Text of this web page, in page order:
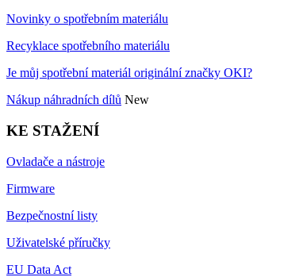
Novinky o spotřebním materiálu
Recyklace spotřebního materiálu
Je můj spotřební materiál originální značky OKI?
Nákup náhradních dílů New
KE STAŽENÍ
Ovladače a nástroje
Firmware
Bezpečnostní listy
Uživatelské příručky
EU Data Act